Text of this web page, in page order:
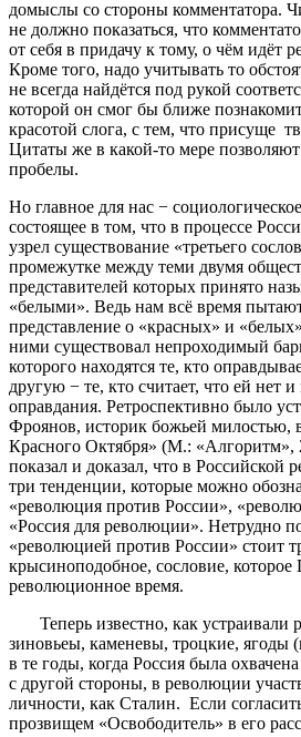
домыслы со стороны комментатора.
не должно показаться, что
от себя в придачу к тому, о чём идёт
Кроме того, надо учитывать то
не всегда найдётся под рукой
которой он смог бы ближе
красотой слога, с тем, что присуще
Цитаты же в какой-то мере
пробелы.
Но главное для нас −
состоящее в том, что в процессе
узрел существование «третьего
промежутке между теми двумя
представителей которых принято
«белыми». Ведь нам всё время
представление о «красных» и
ними существовал непроходимый
которого находятся те, кто
другую − те, кто считает, что ей нет
оправдания. Ретроспективно было
Фроянов, историк божьей милостью,
Красного Октября» (М.: «Алгоритм»,
показал и доказал, что в Российской
три тенденции, которые можно
«революция против России»,
«Россия для революции». Нетрудно
«революцией против России» стоит
крысиноподобное, сословие, которое
революционное время.
Теперь известно, как устраивали
зиновьеы, каменевы, троцкие, ягоды
в те годы, когда Россия была
с другой стороны, в революции
личности, как Сталин. Если
прозвищем «Освободитель» в его